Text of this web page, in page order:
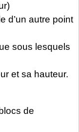
d’un autre point
sous lesquels
et sa hauteur.
de